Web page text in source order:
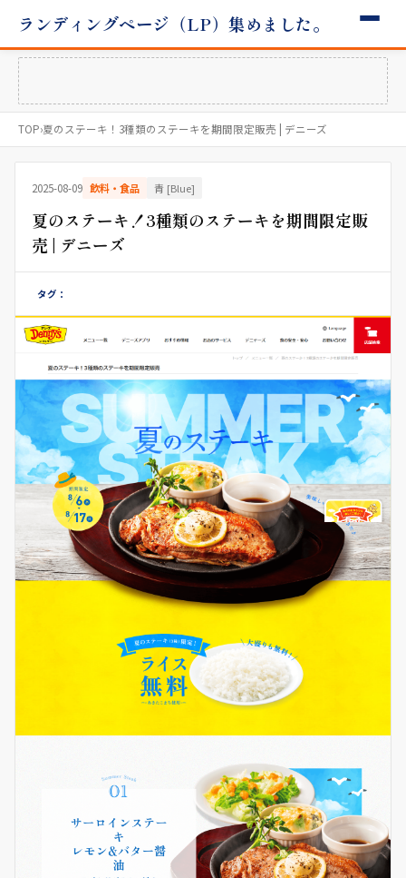
ランディングページ（LP）集めました。
TOP›夏のステーキ！3種類のステーキを期間限定販売 | デニーズ
2025-08-09 飲料・食品 青 [Blue]
夏のステーキ！3種類のステーキを期間限定販
売 | デニーズ
タグ：